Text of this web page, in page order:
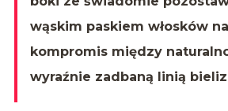
wąskim paskiem włosków
kompromis między
wyraźnie zadbaną linią